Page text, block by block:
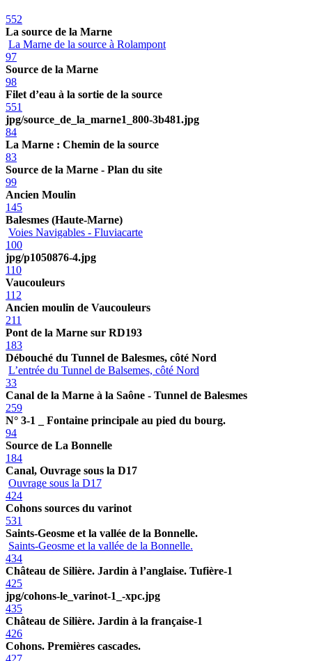
552
La source de la Marne
La Marne de la source à Rolampont
97
Source de la Marne
98
Filet d’eau à la sortie de la source
551
jpg/source_de_la_marne1_800-3b481.jpg
84
La Marne : Chemin de la source
83
Source de la Marne - Plan du site
99
Ancien Moulin
145
Balesmes (Haute-Marne)
Voies Navigables - Fluviacarte
100
jpg/p1050876-4.jpg
110
Vaucouleurs
112
Ancien moulin de Vaucouleurs
211
Pont de la Marne sur RD193
183
Débouché du Tunnel de Balesmes, côté Nord
L’entrée du Tunnel de Balsemes, côté Nord
33
Canal de la Marne à la Saône - Tunnel de Balesmes
259
N° 3-1 _ Fontaine principale au pied du bourg.
94
Source de La Bonnelle
184
Canal, Ouvrage sous la D17
Ouvrage sous la D17
424
Cohons sources du varinot
531
Saints-Geosme et la vallée de la Bonnelle.
Saints-Geosme et la vallée de la Bonnelle.
434
Château de Silière. Jardin à l’anglaise. Tufière-1
425
jpg/cohons-le_varinot-1_-xpc.jpg
435
Château de Silière. Jardin à la française-1
426
Cohons. Premières cascades.
427